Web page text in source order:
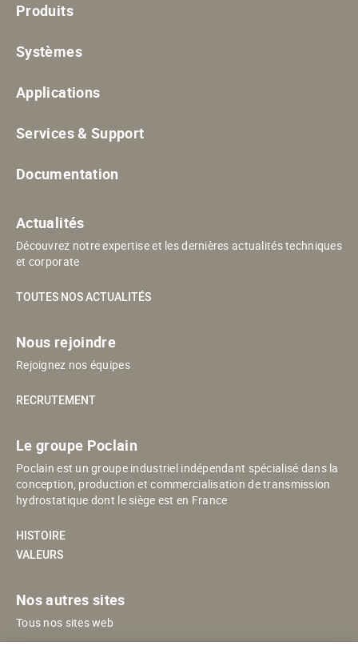
Produits
Systèmes
Applications
Services & Support
Documentation
Actualités
Découvrez notre expertise et les dernières actualités techniques
et corporate
TOUTES NOS ACTUALITÉS
Nous rejoindre
Rejoignez nos équipes
RECRUTEMENT
Le groupe Poclain
Poclain est un groupe industriel indépendant spécialisé dans la
conception, production et commercialisation de transmission
hydrostatique dont le siège est en France
HISTOIRE
VALEURS
Nos autres sites
Tous nos sites web